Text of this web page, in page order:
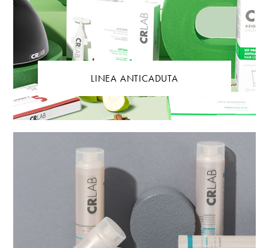
LINEA ANTICADUTA